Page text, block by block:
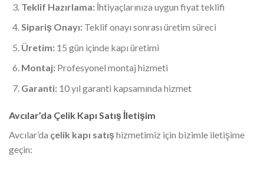
Teklif Hazırlama:İhtiyaçlarınıza uygun fiyat teklifi
Sipariş Onayı:Teklif onayı sonrası üretim süreci
Üretim:15 gün içinde kapı üretimi
Montaj:Profesyonel montaj hizmeti
Garanti:10 yıl garanti kapsamında hizmet
Avcılar’da Çelik Kapı Satış İletişim
Avcılar’da çelik kapı satışhizmetimiz için bizimle iletişime
geçin: